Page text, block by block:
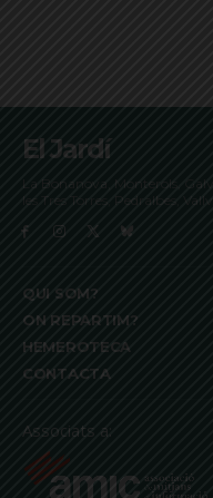
El Jardí
La Bonanova, Monterols,
les Tres Torres, Pedralbes,
QUI SOM?
ON REPARTIM?
HEMEROTECA
CONTACTA
Associats a: